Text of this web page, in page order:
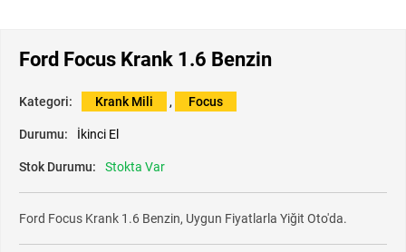
Ford Focus Krank 1.6 Benzin
Kategori: Krank Mili , Focus
Durumu: İkinci El
Stok Durumu: Stokta Var
Ford Focus Krank 1.6 Benzin, Uygun Fiyatlarla Yiğit Oto'da.